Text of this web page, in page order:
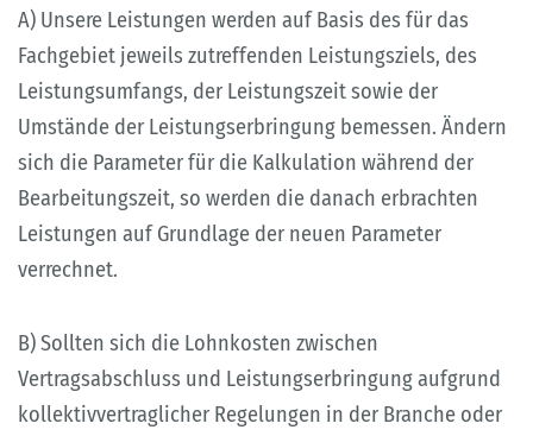
A) Unsere Leistungen werden auf Basis des für das
Fachgebiet jeweils zutreffenden Leistungsziels, des
Leistungsumfangs, der Leistungszeit sowie der
Umstände der Leistungserbringung bemessen. Ändern
sich die Parameter für die Kalkulation während der
Bearbeitungszeit, so werden die danach erbrachten
Leistungen auf Grundlage der neuen Parameter
verrechnet.
B) Sollten sich die Lohnkosten zwischen
Vertragsabschluss und Leistungserbringung aufgrund
kollektivvertraglicher Regelungen in der Branche oder